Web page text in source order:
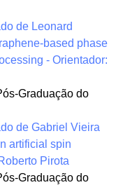
de Leonard
based phase
- Orientador:
Graduação do
de Gabriel Vieira
artificial spin
Pirota
Graduação do